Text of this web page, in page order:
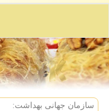
سازمان جهانی بهداشت: